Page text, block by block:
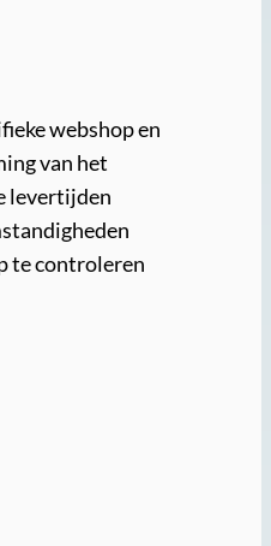
webshop en
van het
levertijden
te controleren